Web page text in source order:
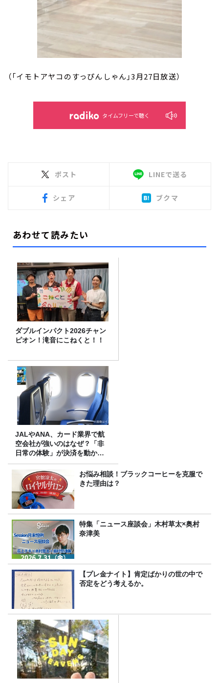
（「イモトアヤコのすっぴんしゃん」3月27日放送）
タイムフリーで聴く
ポスト LINEで送る
シェア ブクマ
あわせて読みたい
ダブルインパクト2026チャン
ピオン！滝音にこねくと！！
JALやANA、カード業界で航
空会社が強いのはなぜ？「非
日常の体験」が決済を動かす
理由
お悩み相談！ブラックコーヒーを克服で
きた理由は？
特集「ニュース座談会」木村草太×奥村
奈津美
【プレ金ナイト】肯定ばかりの世の中で
否定をどう考えるか。